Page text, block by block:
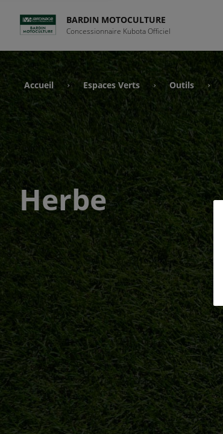
BARDIN MOTOCULTURE
Concessionnaire Kubota Officiel
Accueil › Espaces Verts › Outils ›
Herbe